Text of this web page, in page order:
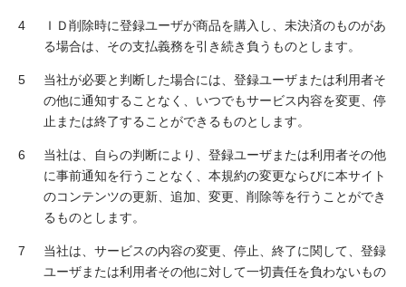
ＩＤ削除時に登録ユーザが商品を購入し、未決済のものがあ
る場合は、その支払義務を引き続き負うものとします。
当社が必要と判断した場合には、登録ユーザまたは利用者そ
の他に通知することなく、いつでもサービス内容を変更、停
止または終了することができるものとします。
当社は、自らの判断により、登録ユーザまたは利用者その他
に事前通知を行うことなく、本規約の変更ならびに本サイト
のコンテンツの更新、追加、変更、削除等を行うことができ
るものとします。
当社は、サービスの内容の変更、停止、終了に関して、登録
ユーザまたは利用者その他に対して一切責任を負わないもの